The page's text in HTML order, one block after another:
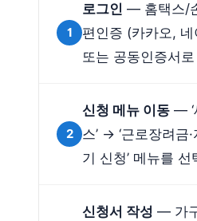
1
로그인 — 홈택스/
편인증 (카카오,
또는 공동인증서
2
신청 메뉴 이동 — ‘
스’ → ‘근로장려금
기 신청’ 메뉴를 선
신청서 작성 — 가